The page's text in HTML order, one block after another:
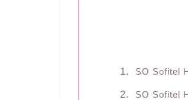
SO Sofitel
SO Sofitel